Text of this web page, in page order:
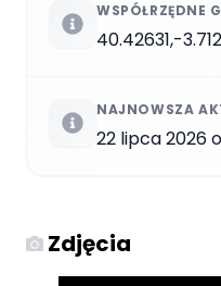
WSPÓŁRZĘDNE
40.42631,-
NAJNOWSZA
22 lipca 2026
Zdjęcia